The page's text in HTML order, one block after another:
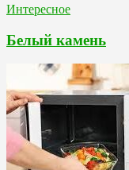
Интересное
Белый камень